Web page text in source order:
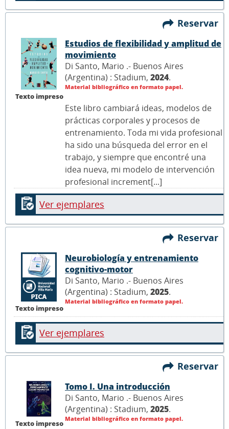
Reservar
Texto impreso
Estudios de flexibilidad y amplitud de
movimiento
Di Santo, Mario .- Buenos Aires
(Argentina) : Stadium, 2024.
Material bibliográfico en formato papel.
Este libro cambiará ideas, modelos de
prácticas corporales y procesos de
entrenamiento. Toda mi vida profesional
ha sido una búsqueda del error en el
trabajo, y siempre que encontré una
idea nueva, mi modelo de intervención
profesional increment[...]
Ver ejemplares
Reservar
Texto impreso
Neurobiología y entrenamiento
cognitivo-motor
Di Santo, Mario .- Buenos Aires
(Argentina) : Stadium, 2025.
Material bibliográfico en formato papel.
Ver ejemplares
Reservar
Texto impreso
Tomo I. Una introducción
Di Santo, Mario .- Buenos Aires
(Argentina) : Stadium, 2025.
Material bibliográfico en formato papel.